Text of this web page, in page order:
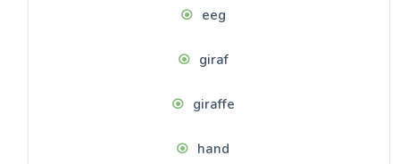
eeg
giraf
giraffe
hand